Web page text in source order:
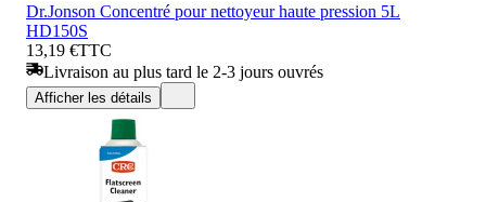
Dr.Jonson Concentré pour nettoyeur haute pression 5L
HD150S
13,19 €TTC
Livraison au plus tard le 2-3 jours ouvrés
Afficher les détails